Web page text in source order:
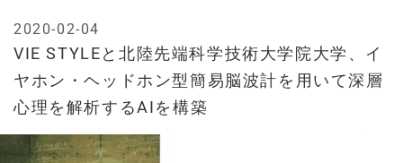
VIE STYLEと北陸先端科学技術大学院大学、イ
ヤホン・ヘッドホン型簡易脳波計を用いて深層
心理を解析するAIを構築
2020-02-04